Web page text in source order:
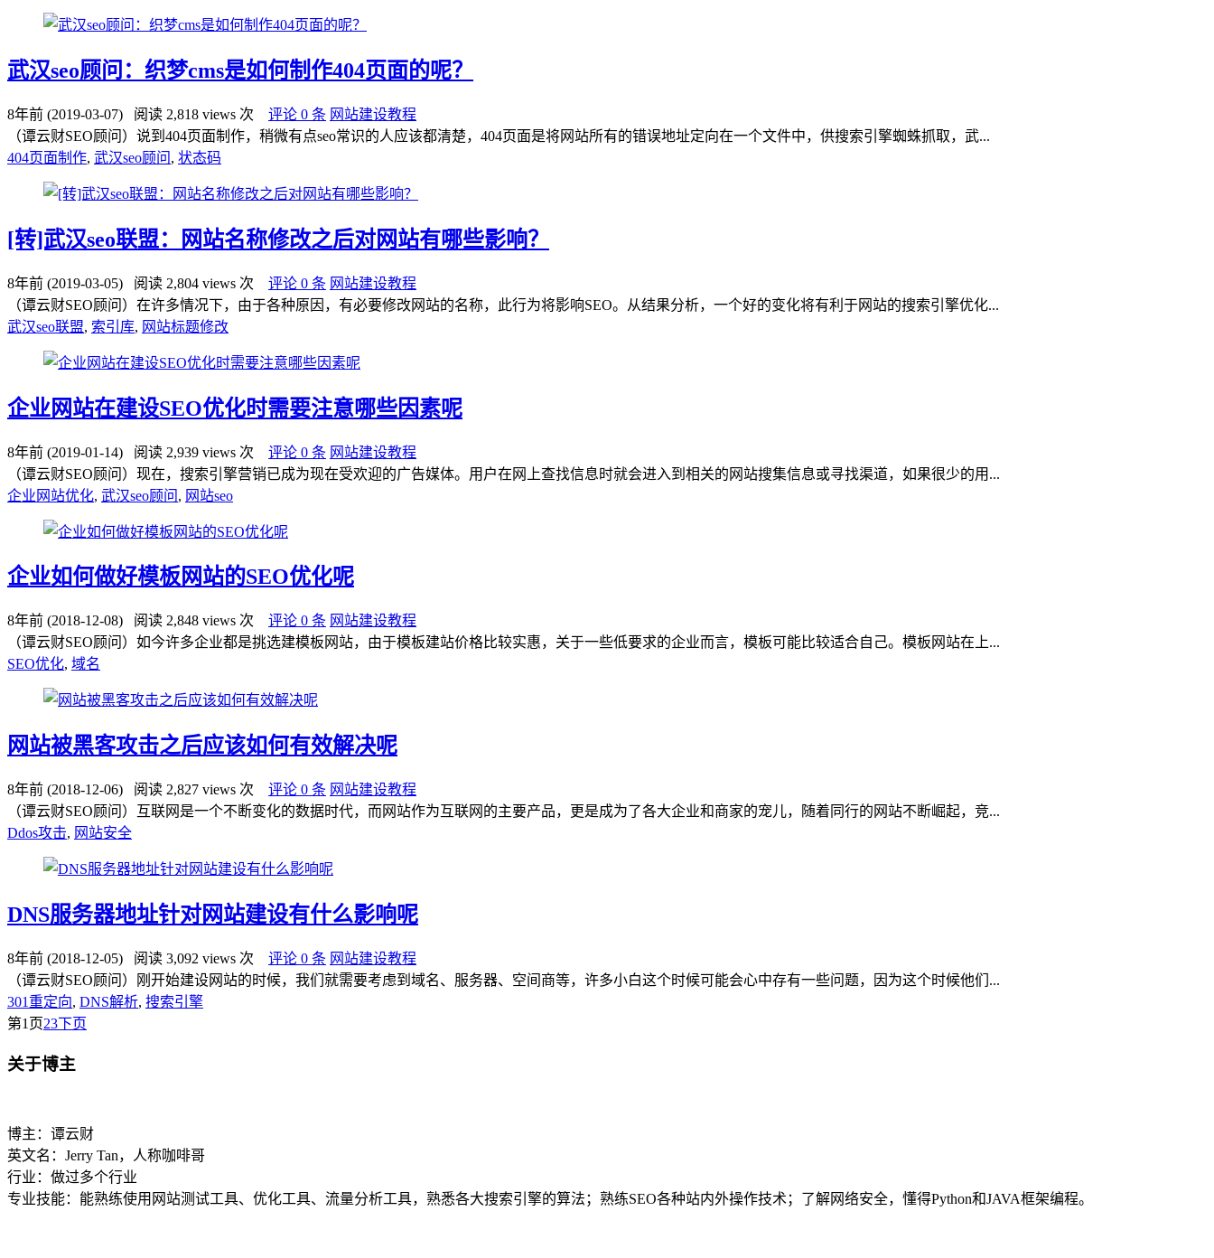
武汉seo顾问：织梦cms是如何制作404页面的呢？
8年前 (2019-03-07) 阅读 2,818 views 次 评论 0 条 网站建设教程
（谭云财SEO顾问）说到404页面制作，稍微有点seo常识的人应该都清楚，404页面是将网站所有的错误地址定向在一个文件中，供搜索引擎蜘蛛抓取，武...
404页面制作, 武汉seo顾问 , 状态码
[转]武汉seo联盟：网站名称修改之后对网站有哪些影响？
8年前 (2019-03-05) 阅读 2,804 views 次 评论 0 条 网站建设教程
（谭云财SEO顾问）在许多情况下，由于各种原因，有必要修改网站的名称，此行为将影响SEO。从结果分析，一个好的变化将有利于网站的搜索引擎优化...
武汉seo联盟, 索引库, 网站标题修改
企业网站在建设SEO优化时需要注意哪些因素呢
8年前 (2019-01-14) 阅读 2,939 views 次 评论 0 条 网站建设教程
（谭云财SEO顾问）现在，搜索引擎营销已成为现在受欢迎的广告媒体。用户在网上查找信息时就会进入到相关的网站搜集信息或寻找渠道，如果很少的用...
企业网站优化, 武汉seo顾问 , 网站seo
企业如何做好模板网站的SEO优化呢
8年前 (2018-12-08) 阅读 2,848 views 次 评论 0 条 网站建设教程
（谭云财SEO顾问）如今许多企业都是挑选建模板网站，由于模板建站价格比较实惠，关于一些低要求的企业而言，模板可能比较适合自己。模板网站在上...
SEO优化, 域名
网站被黑客攻击之后应该如何有效解决呢
8年前 (2018-12-06) 阅读 2,827 views 次 评论 0 条 网站建设教程
（谭云财SEO顾问）互联网是一个不断变化的数据时代，而网站作为互联网的主要产品，更是成为了各大企业和商家的宠儿，随着同行的网站不断崛起，竞...
Ddos攻击, 网站安全
DNS服务器地址针对网站建设有什么影响呢
8年前 (2018-12-05) 阅读 3,092 views 次 评论 0 条 网站建设教程
（谭云财SEO顾问）刚开始建设网站的时候，我们就需要考虑到域名、服务器、空间商等，许多小白这个时候可能会心中存有一些问题，因为这个时候他们...
301重定向, DNS解析, 搜索引擎
第1 页23下页
关于博主
博主：谭云财
英文名：Jerry Tan，人称咖啡哥
行业：做过多个行业
专业技能：能熟练使用网站测试工具、优化工具、流量分析工具，熟悉各大搜索引擎的算法；熟练SEO各种站内外操作技术；了解网络安全，懂得Python和JAVA框架编程。